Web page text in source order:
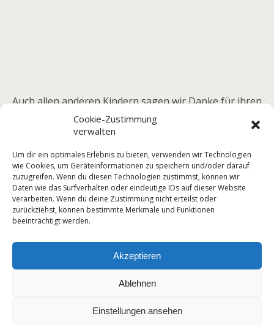
Cookie-Zustimmung
verwalten
Um dir ein optimales Erlebnis zu bieten, verwenden wir Technologien
wie Cookies, um Geräteinformationen zu speichern und/oder darauf
zuzugreifen. Wenn du diesen Technologien zustimmst, können wir
Daten wie das Surfverhalten oder eindeutige IDs auf dieser Website
verarbeiten. Wenn du deine Zustimmung nicht erteilst oder
zurückziehst, können bestimmte Merkmale und Funktionen
beeinträchtigt werden.
Akzeptieren
Ablehnen
Einstellungen ansehen
Auch allen anderen Kindern sagen wir Danke für ihren
großen kämpferischen Einsatz.
Vorheriger Beitrag
Herbst-Crosslauf Im Park
Nächster Beitrag
Zum Seitenanfang